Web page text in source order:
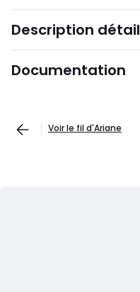
Description
Documentation
Voir le fil d'Ariane